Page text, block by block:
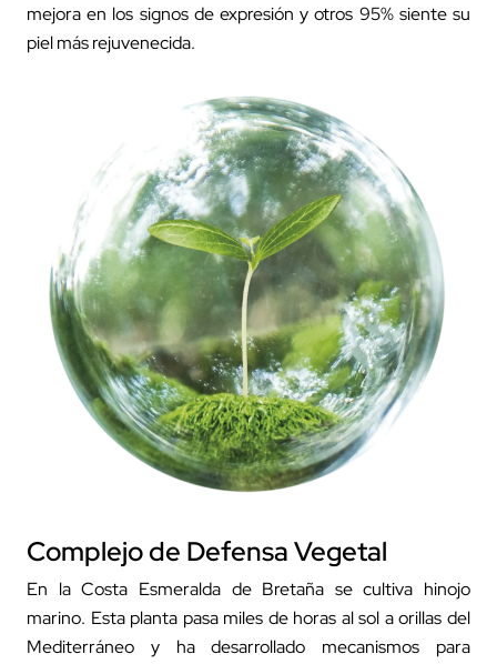
mejora en los signos de expresión y otros 95% siente su
piel más rejuvenecida.
Complejo de Defensa Vegetal
En la Costa Esmeralda de Bretaña se cultiva hinojo
marino. Esta planta pasa miles de horas al sol a orillas del
Mediterráneo y ha desarrollado mecanismos para